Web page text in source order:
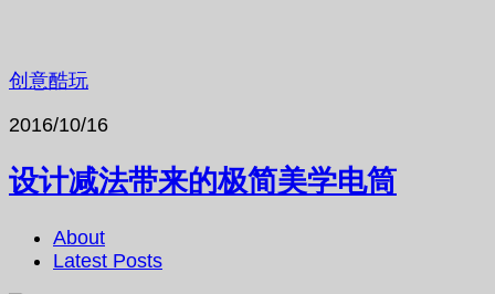
创意酷玩
2016/10/16
设计减法带来的极简美学电筒
About
Latest Posts